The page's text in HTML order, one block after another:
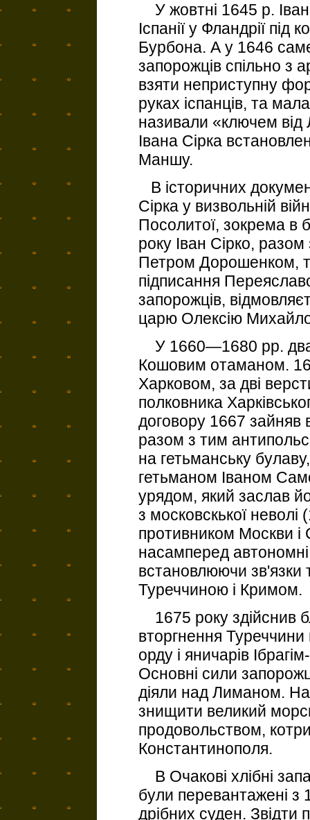
У жовтні 1645 р.
Іспанії у Фландрії
Бурбона. А у 1646
запорожців спільно з
взяти неприступну
руках іспанців, та
називали «ключем
Івана Сірка
Маншу.
В історичних
Сірка у визвольній
Посолитої, зокрема в
року Іван Сірко,
Петром Дорошенком,
підписання
запорожців,
царю Олексію
У 1660—1680 pp.
Кошовим отаманом.
Харковом, за дві
полковника
договору 1667 зайняв
разом з тим
на гетьманську
гетьманом Іваном
урядом, який заслав
з московскької
противником Москви
насамперед автономні
встановлюючи зв'язки
Туреччиною і Кримом.
1675 року здійснив
вторгнення
орду і яничарів
Основні сили
діяли над Лиманом. На
знищити великий
продовольством,
Константинополя.
В Очакові хлібні
були перевантажені з
дрібних суден.